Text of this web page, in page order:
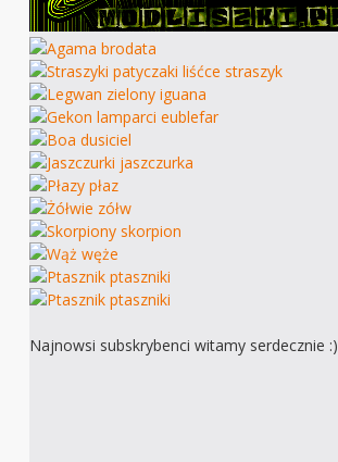
Najnowsi subskrybenci witamy serdecznie :)